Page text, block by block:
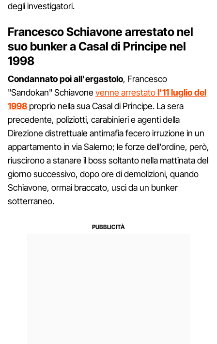
degli investigatori.
Francesco Schiavone arrestato nel
suo bunker a Casal di Principe nel
1998
Condannato poi all'ergastolo, Francesco
"Sandokan" Schiavonevenne arrestatol'11 luglio del
1998 proprio nella sua Casal di Principe. La sera
precedente, poliziotti, carabinieri e agenti della
Direzione distrettuale antimafia fecero irruzione in un
appartamento in via Salerno; le forze dell'ordine, però,
riuscirono a stanare il boss soltanto nella mattinata del
giorno successivo, dopo ore di demolizioni, quando
Schiavone, ormai braccato, uscì da un bunker
sotterraneo.